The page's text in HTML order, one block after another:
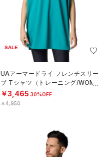
SALE
UAアーマードライ フレンチスリー
ブ Tシャツ（トレーニング/WOME
N）
￥3,465 30%OFF
￥4,950